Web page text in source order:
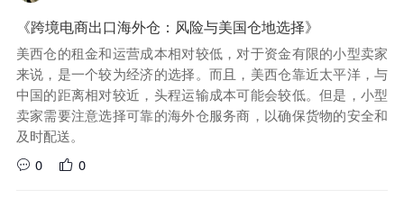
《跨境电商出口海外仓：风险与美国仓地选择》
美西仓的租金和运营成本相对较低，对于资金有限的小型卖家
来说，是一个较为经济的选择。而且，美西仓靠近太平洋，与
中国的距离相对较近，头程运输成本可能会较低。但是，小型
卖家需要注意选择可靠的海外仓服务商，以确保货物的安全和
及时配送。
0
0